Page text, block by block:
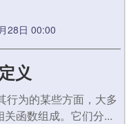
28日 00:00
义
行为的某些方面，大多
函数组成。它们分...